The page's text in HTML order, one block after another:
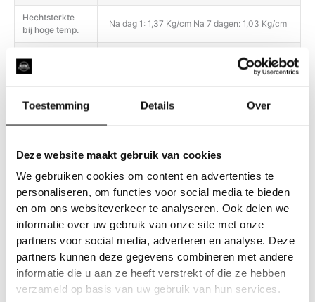
Toestemming Details Over
Deze website maakt gebruik van cookies
We gebruiken cookies om content en advertenties te
personaliseren, om functies voor social media te bieden
en om ons websiteverkeer te analyseren. Ook delen we
informatie over uw gebruik van onze site met onze
partners voor social media, adverteren en analyse. Deze
partners kunnen deze gegevens combineren met andere
informatie die u aan ze heeft verstrekt of die ze hebben
verzameld op basis van uw gebruik van hun services.
Hechtsterkte
bij hoge temp.
Na dag 1: 1,37 Kg/cm Na 7 dagen: 1,03 Kg/cm
Duurzaamheid
Het product biedt een uitstekende weerstand
tegen water, vuil, schuren, UV-stralen en
basische pH. Heet water (niet koken) kan
Gerelateerde producten